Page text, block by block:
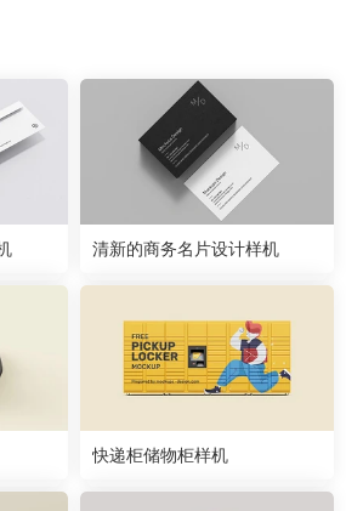
清新的商务名片设计样机
快递柜储物柜样机